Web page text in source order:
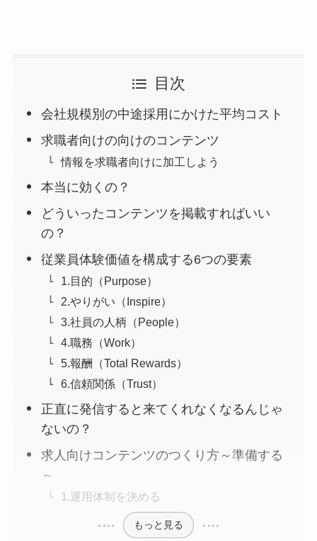
目次
会社規模別の中途採用にかけた平均コスト
求職者向けの向けのコンテンツ
情報を求職者向けに加工しよう
本当に効くの？
どういったコンテンツを掲載すればいい
の？
従業員体験価値を構成する6つの要素
1.目的（Purpose）
2.やりがい（Inspire）
3.社員の人柄（People）
4.職務（Work）
5.報酬（Total Rewards）
6.信頼関係（Trust）
正直に発信すると来てくれなくなるんじゃ
ないの？
求人向けコンテンツのつくり方～準備する
～
1.運用体制を決める
もっと見る